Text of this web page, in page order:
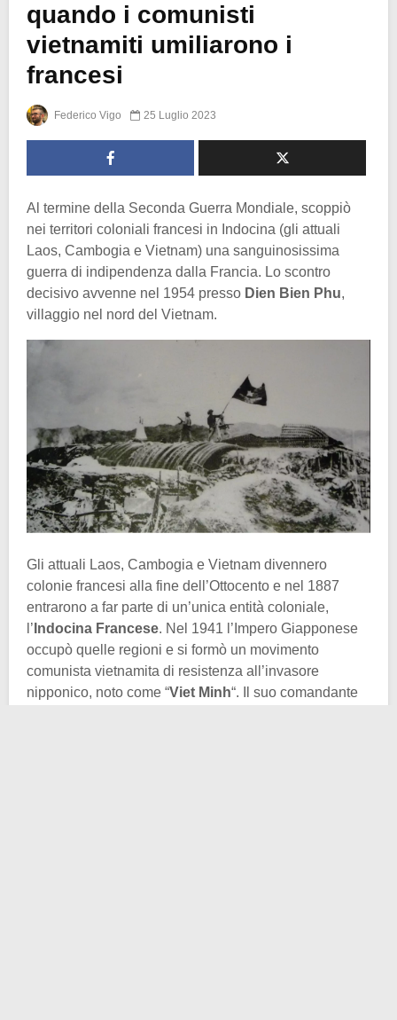
quando i comunisti
vietnamiti umiliarono i
francesi
Federico Vigo 25 Luglio 2023
Al termine della Seconda Guerra Mondiale, scoppiò
nei territori coloniali francesi in Indocina (gli attuali
Laos, Cambogia e Vietnam) una sanguinosissima
guerra di indipendenza dalla Francia. Lo scontro
decisivo avvenne nel 1954 presso Dien Bien Phu,
villaggio nel nord del Vietnam.
Gli attuali Laos, Cambogia e Vietnam divennero
colonie francesi alla fine dell’Ottocento e nel 1887
entrarono a far parte di un’unica entità coloniale,
l’ Indocina Francese. Nel 1941 l’Impero Giapponese
occupò quelle regioni e si formò un movimento
comunista vietnamita di resistenza all’invasore
nipponico, noto come “Viet Minh“. Il suo comandante